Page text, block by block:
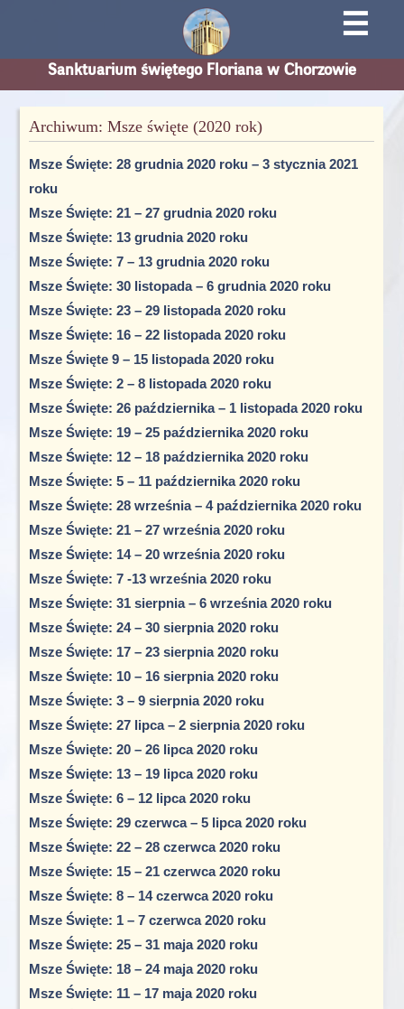
☰
Sanktuarium świętego Floriana w Chorzowie
Archiwum: Msze święte (2020 rok)
Msze Święte: 28 grudnia 2020 roku – 3 stycznia 2021
roku
Msze Święte: 21 – 27 grudnia 2020 roku
Msze Święte: 13 grudnia 2020 roku
Msze Święte: 7 – 13 grudnia 2020 roku
Msze Święte: 30 listopada – 6 grudnia 2020 roku
Msze Święte: 23 – 29 listopada 2020 roku
Msze Święte: 16 – 22 listopada 2020 roku
Msze Święte 9 – 15 listopada 2020 roku
Msze Święte: 2 – 8 listopada 2020 roku
Msze Święte: 26 października – 1 listopada 2020 roku
Msze Święte: 19 – 25 października 2020 roku
Msze Święte: 12 – 18 października 2020 roku
Msze Święte: 5 – 11 października 2020 roku
Msze Święte: 28 września – 4 października 2020 roku
Msze Święte: 21 – 27 września 2020 roku
Msze Święte: 14 – 20 września 2020 roku
Msze Święte: 7 -13 września 2020 roku
Msze Święte: 31 sierpnia – 6 września 2020 roku
Msze Święte: 24 – 30 sierpnia 2020 roku
Msze Święte: 17 – 23 sierpnia 2020 roku
Msze Święte: 10 – 16 sierpnia 2020 roku
Msze Święte: 3 – 9 sierpnia 2020 roku
Msze Święte: 27 lipca – 2 sierpnia 2020 roku
Msze Święte: 20 – 26 lipca 2020 roku
Msze Święte: 13 – 19 lipca 2020 roku
Msze Święte: 6 – 12 lipca 2020 roku
Msze Święte: 29 czerwca – 5 lipca 2020 roku
Msze Święte: 22 – 28 czerwca 2020 roku
Msze Święte: 15 – 21 czerwca 2020 roku
Msze Święte: 8 – 14 czerwca 2020 roku
Msze Święte: 1 – 7 czerwca 2020 roku
Msze Święte: 25 – 31 maja 2020 roku
Msze Święte: 18 – 24 maja 2020 roku
Msze Święte: 11 – 17 maja 2020 roku